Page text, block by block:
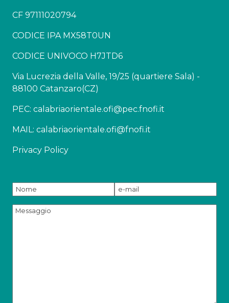
CF 97111020794
CODICE IPA MX58T0UN
CODICE UNIVOCO H7JTD6
Via Lucrezia della Valle, 19/25 (quartiere Sala) -
88100 Catanzaro(CZ)
PEC: calabriaorientale.ofi@pec.fnofi.it
MAIL: calabriaorientale.ofi@fnofi.it
Privacy Policy